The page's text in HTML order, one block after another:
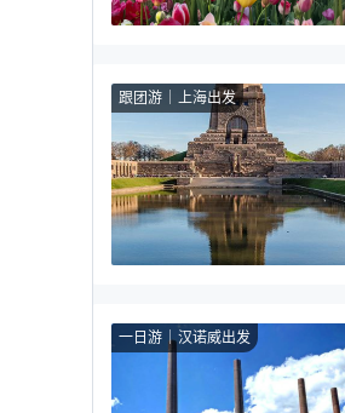
跟团游 上海出发
一日游 汉诺威出发